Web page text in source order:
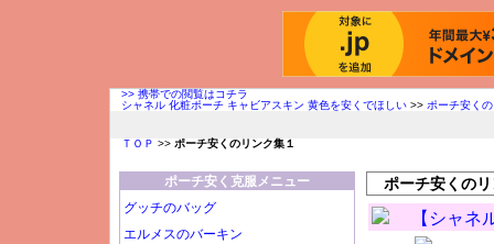
>> 携帯での閲覧はコチラ
シャネル 化粧ポーチ キャビアスキン 黄色を安くでほしい>> ポーチ安く
ＴＯＰ >> ポーチ安くのリンク集１
ポーチ安くの
【シャネ
ポーチ安く克服メニュー
グッチのバッグ
エルメスのバーキン